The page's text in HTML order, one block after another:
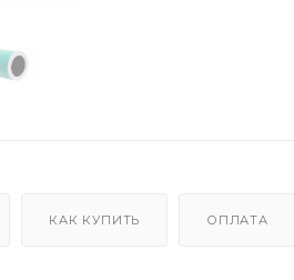
КАК КУПИТЬ ОПЛАТА